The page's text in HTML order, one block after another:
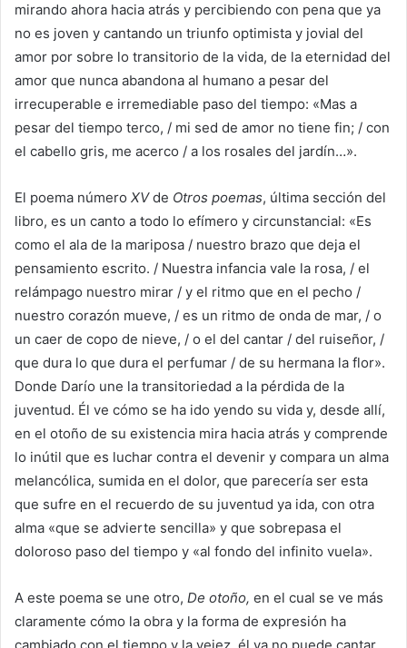
mirando ahora hacia atrás y percibiendo con pena que ya
no es joven y cantando un triunfo optimista y jovial del
amor por sobre lo transitorio de la vida, de la eternidad del
amor que nunca abandona al humano a pesar del
irrecuperable e irremediable paso del tiempo: «Mas a
pesar del tiempo terco, / mi sed de amor no tiene fin; / con
el cabello gris, me acerco / a los rosales del jardín…».
El poema número XVde Otros poemas, última sección del
libro, es un canto a todo lo efímero y circunstancial: «Es
como el ala de la mariposa / nuestro brazo que deja el
pensamiento escrito. / Nuestra infancia vale la rosa, / el
relámpago nuestro mirar / y el ritmo que en el pecho /
nuestro corazón mueve, / es un ritmo de onda de mar, / o
un caer de copo de nieve, / o el del cantar / del ruiseñor, /
que dura lo que dura el perfumar / de su hermana la flor».
Donde Darío une la transitoriedad a la pérdida de la
juventud. Él ve cómo se ha ido yendo su vida y, desde allí,
en el otoño de su existencia mira hacia atrás y comprende
lo inútil que es luchar contra el devenir y compara un alma
melancólica, sumida en el dolor, que parecería ser esta
que sufre en el recuerdo de su juventud ya ida, con otra
alma «que se advierte sencilla» y que sobrepasa el
doloroso paso del tiempo y «al fondo del infinito vuela».
A este poema se une otro, De otoño, en el cual se ve más
claramente cómo la obra y la forma de expresión ha